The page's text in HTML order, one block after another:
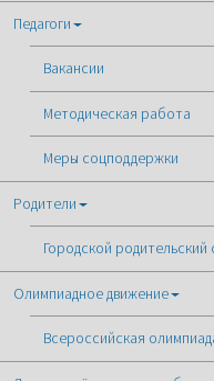
Педагоги
Вакансии
Методическая работа
Меры соцподдержки
Родители
Городской родительский
Олимпиадное движение
Всероссийская